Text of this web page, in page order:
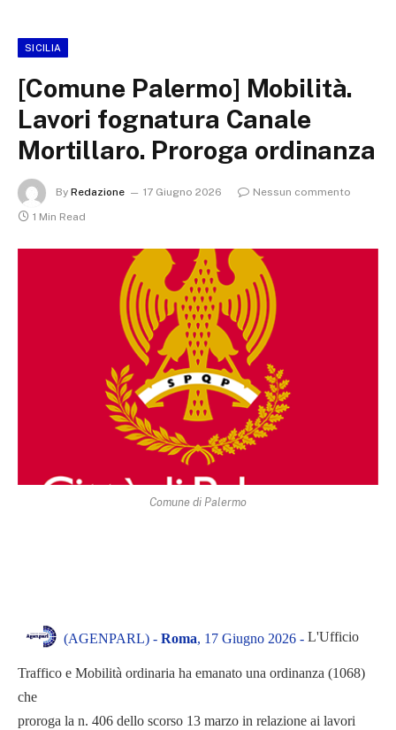
SICILIA
[Comune Palermo] Mobilità.
Lavori fognatura Canale
Mortillaro. Proroga ordinanza
By Redazione 17 Giugno 2026
Nessun commento
1 Min Read
Comune di Palermo
(AGENPARL) - Roma, 17 Giugno 2026 - L'Ufficio
Traffico e Mobilità ordinaria ha emanato una ordinanza (1068)
che
proroga la n. 406 dello scorso 13 marzo in relazione ai lavori